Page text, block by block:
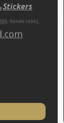
Stickers
honda rebel,